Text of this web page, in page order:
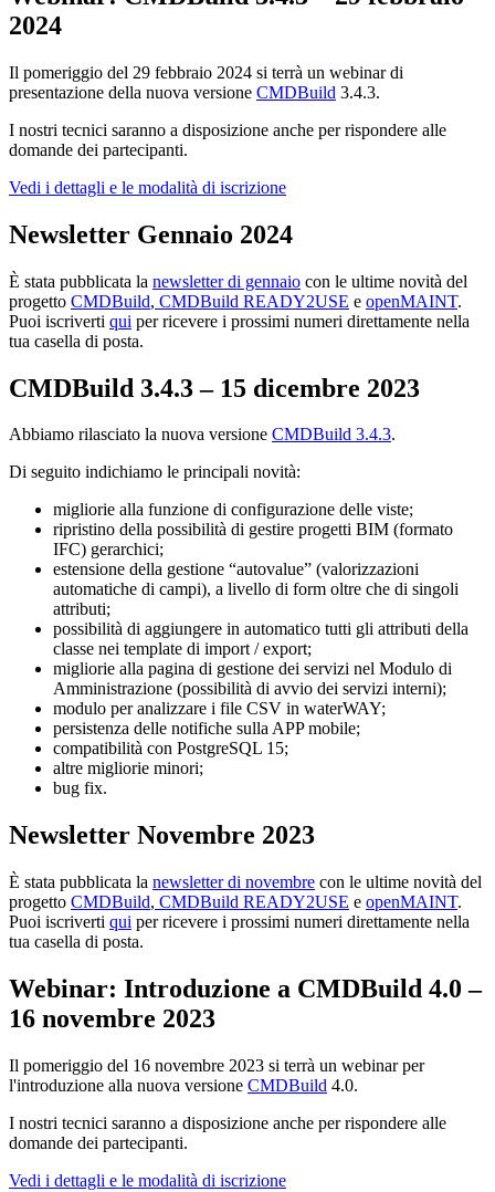
2024
Il pomeriggio del 29 febbraio 2024 si terrà un webinar di
presentazione della nuova versione CMDBuild 3.4.3.
I nostri tecnici saranno a disposizione anche per rispondere alle
domande dei partecipanti.
Vedi i dettagli e le modalità di iscrizione
Newsletter Gennaio 2024
È stata pubblicata la newsletter di gennaio con le ultime novità del
progetto CMDBuild, CMDBuild READY2USE e openMAINT.
Puoi iscriverti qui per ricevere i prossimi numeri direttamente nella
tua casella di posta.
CMDBuild 3.4.3– 15 dicembre 2023
Abbiamo rilasciato la nuova versione CMDBuild 3.4.3.
Di seguito indichiamo le principali novità:
migliorie alla funzione di configurazione delle viste;
ripristino della possibilità di gestire progetti BIM (formato
IFC) gerarchici;
estensione della gestione “autovalue” (valorizzazioni
automatiche di campi), a livello di form oltre che di singoli
attributi;
possibilità di aggiungere in automatico tutti gli attributi della
classe nei template di import / export;
migliorie alla pagina di gestione dei servizi nel Modulo di
Amministrazione (possibilità di avvio dei servizi interni);
modulo per analizzare i file CSV in waterWAY;
persistenza delle notifiche sulla APP mobile;
compatibilità con PostgreSQL 15;
altre migliorie minori;
bug fix.
Newsletter Novembre 2023
È stata pubblicata la newsletter di novembre con le ultime novità del
progetto CMDBuild, CMDBuild READY2USE e openMAINT.
Puoi iscriverti qui per ricevere i prossimi numeri direttamente nella
tua casella di posta.
Webinar: Introduzione a CMDBuild 4.0–
16 novembre 2023
Il pomeriggio del 16 novembre 2023 si terrà un webinar per
l'introduzione alla nuova versione CMDBuild 4.0.
I nostri tecnici saranno a disposizione anche per rispondere alle
domande dei partecipanti.
Vedi i dettagli e le modalità di iscrizione